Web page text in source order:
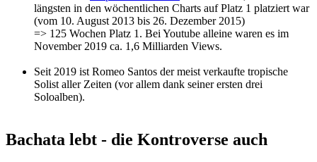
längsten in den wöchentlichen Charts auf Platz 1 platziert war
(vom 10. August 2013 bis 26. Dezember 2015)
=> 125 Wochen Platz 1. Bei Youtube alleine waren es im
November 2019 ca. 1,6 Milliarden Views.
Seit 2019 ist Romeo Santos der meist verkaufte tropische
Solist aller Zeiten (vor allem dank seiner ersten drei
Soloalben).
Bachata lebt - die Kontroverse auch